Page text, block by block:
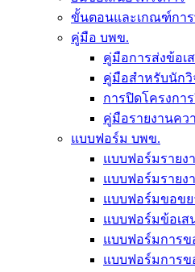
ขั้นตอนและเกณฑ์กา
คู่มือ บพข.
คู่มือการส่งข้อเ
คู่มือสำหรับนัก
การปิดโครงกา
คู่มือรายงานคว
แบบฟอร์ม บพข.
แบบฟอร์มรายง
แบบฟอร์มราย
แบบฟอร์มขอขย
แบบฟอร์มข้อเส
แบบฟอร์มการข
แบบฟอร์มการข